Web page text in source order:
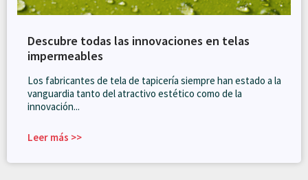
Descubre todas las innovaciones en telas
impermeables
Los fabricantes de tela de tapicería siempre han estado a la
vanguardia tanto del atractivo estético como de la
innovación...
Leer más >>